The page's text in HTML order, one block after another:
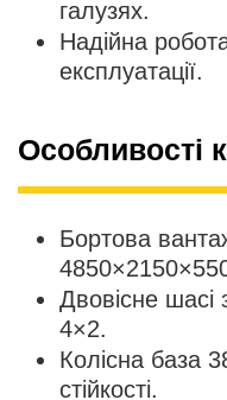
галузях.
Надійна
експлуатації.
Особливості
Бортова
Двовісне
4×2.
Колісна база
стійкості.